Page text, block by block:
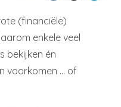
(financiële)
enkele veel
bekijken én
voorkomen … of